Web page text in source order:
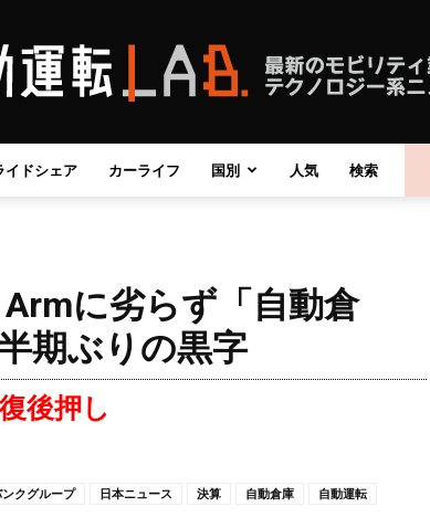
自
動
イドシェア カーライフ 国別 人気 検索
に劣らず「自動倉
期ぶりの黒字
後押し
クグループ 日本ニュース 決算 自動倉庫 自動運転